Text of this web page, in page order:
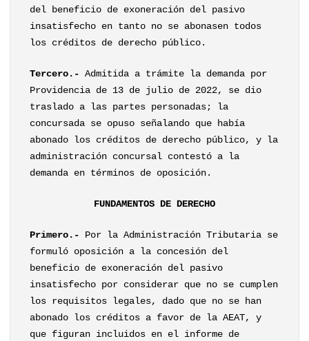
del beneficio de exoneración del pasivo
insatisfecho en tanto no se abonasen todos
los créditos de derecho público.
Tercero.- Admitida a trámite la demanda por
Providencia de 13 de julio de 2022, se dio
traslado a las partes personadas; la
concursada se opuso señalando que había
abonado los créditos de derecho público, y la
administración concursal contestó a la
demanda en términos de oposición.
FUNDAMENTOS DE DERECHO
Primero.- Por la Administración Tributaria se
formuló oposición a la concesión del
beneficio de exoneración del pasivo
insatisfecho por considerar que no se cumplen
los requisitos legales, dado que no se han
abonado los créditos a favor de la AEAT, y
que figuran incluidos en el informe de